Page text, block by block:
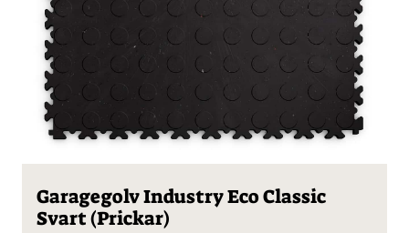
Garagegolv Industry Eco Classic
Svart (Prickar)